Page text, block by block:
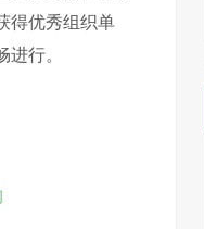
得优秀组织单
行。